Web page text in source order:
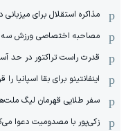
مذاکره استقلال برای میزبانی
مصاحبه اختصاصی ورزش سه
قدرت راست تراکتور در حد
اینفانتینو برای بقا اسپانیا
سفر طلایی قهرمان لیگ
زکی‌پور با مصدومیت دعوا